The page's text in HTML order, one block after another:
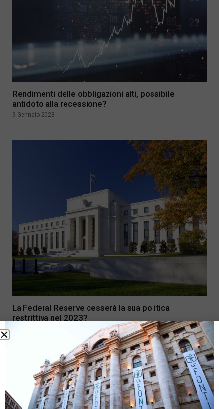
Rendimenti delle obbligazioni alti, possibile
antidoto alla recessione?
9 Gennaio 2023
La Federal Reserve cesserà la sua politica
restrittiva nel 2023?